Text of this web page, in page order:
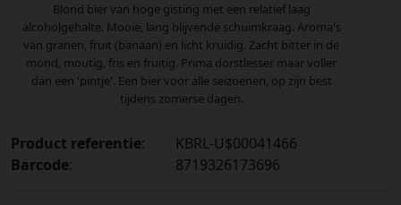
Blond bier van hoge gisting met een relatief laag
alcoholgehalte. Mooie, lang blijvende schuimkraag. Aroma's
van granen, fruit (banaan) en licht kruidig. Zacht bitter in de
mond, moutig, fris en fruitig. Prima dorstlesser maar voller
dan een 'pintje'. Een bier voor alle seizoenen, op zijn best
tijdens zomerse dagen.
Product referentie:
KBRL-U$00041466
Barcode: 8719326173696